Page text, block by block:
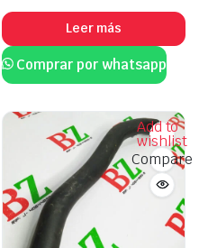
Leer más
Comprar por whatsapp
Add to
wishlist
Compare